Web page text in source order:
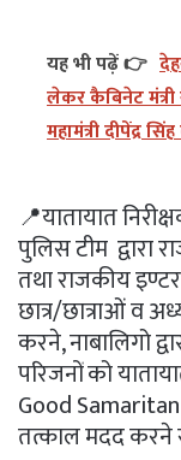
यह भी पढ़ें 👉
लेकर कैबिनेट
महामंत्री दीपेंद्र
📍यातायात
पुलिस टीम द्वारा
तथा राजकीय
छात्र/छात्राओं व
करने, नाबालिगो
परिजनों को
Good
तत्काल मदद करने